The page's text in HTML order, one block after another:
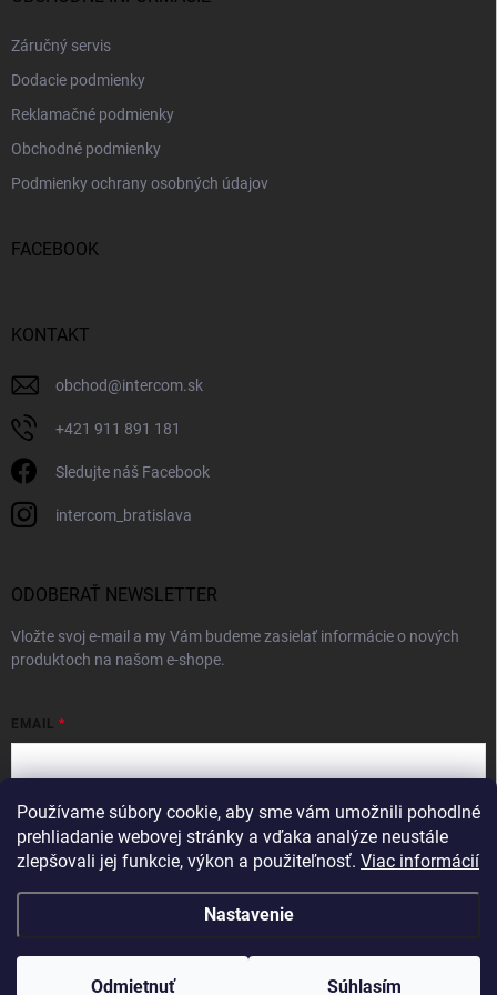
Používame súbory cookie, aby sme vám umožnili pohodlné
prehliadanie webovej stránky a vďaka analýze neustále
zlepšovali jej funkcie, výkon a použiteľnosť. Viac informácií
Nastavenie
Odmietnuť Súhlasím
Záručný servis
Dodacie podmienky
Reklamačné podmienky
Obchodné podmienky
Podmienky ochrany osobných údajov
FACEBOOK
KONTAKT
obchod@intercom.sk
+421 911 891 181
Sledujte náš Facebook
intercom_bratislava
ODOBERAŤ NEWSLETTER
Vložte svoj e-mail a my Vám budeme zasielať informácie o nových
produktoch na našom e-shope.
EMAIL
Vložením e-mailu súhlasíte spodmienkami ochrany osobných údajov
Prihlásiť sa
Copyright 2026 . Všetky práva vyhradené.